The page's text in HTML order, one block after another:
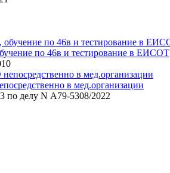
по 46в и тестирование в ЕИСОТ
в мед.организации
по делу N А79-5308/2022